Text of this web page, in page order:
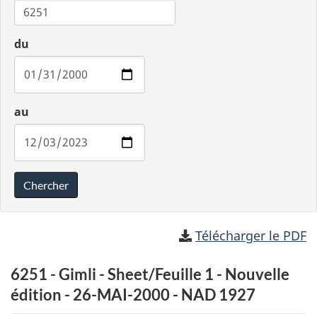
Carte
du
au
Chercher
Télécharger le PDF
6251 - Gimli - Sheet/Feuille 1 - Nouvelle
édition - 26-MAI-2000 - NAD 1927